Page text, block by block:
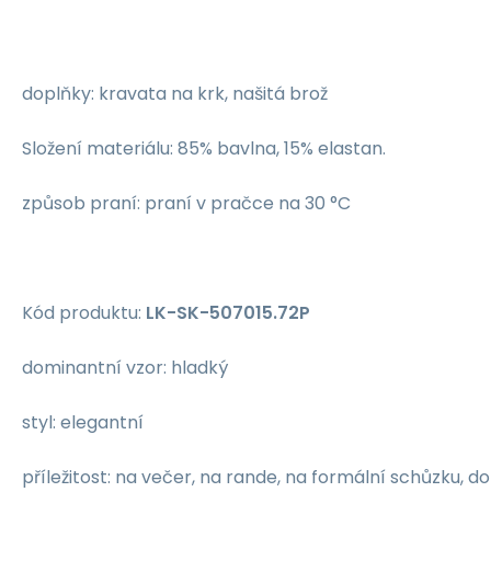
doplňky: kravata na krk, našitá brož
Složení materiálu: 85% bavlna, 15% elastan.
způsob praní: praní v pračce na 30 °C
Kód produktu: LK-SK-507015.72P
dominantní vzor: hladký
styl: elegantní
příležitost: na večer, na rande, na formální schůzku,